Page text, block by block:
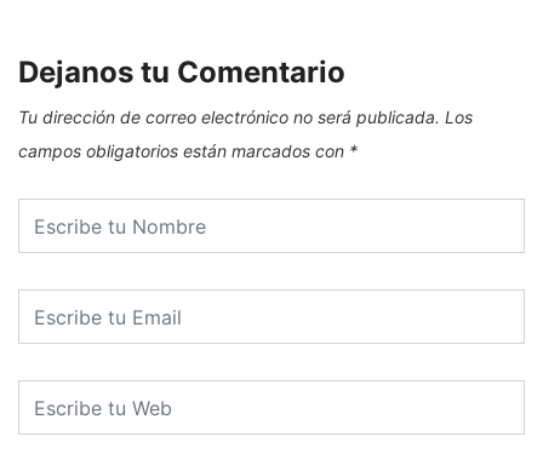
Dejanos tu Comentario
Tu dirección de correo electrónico no será publicada. Los
campos obligatorios están marcados con *